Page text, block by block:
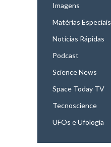
Imagens
Matérias Especiais
Notícias Rápidas
Podcast
Science News
Space Today TV
Tecnoscience
UFOs e Ufologia